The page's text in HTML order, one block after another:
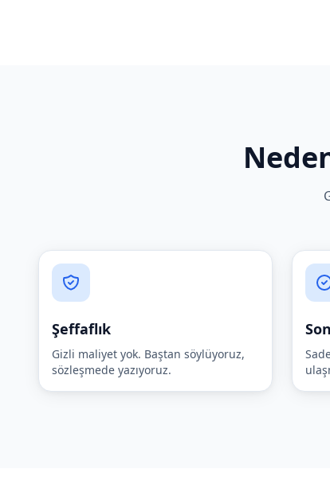
Şeffaflık
Gizli maliyet yok. Baştan söylüyoruz,
sözleşmede yazıyoruz.